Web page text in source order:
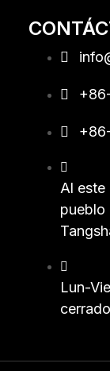
Al este
pueblo
Lun-
cerrado